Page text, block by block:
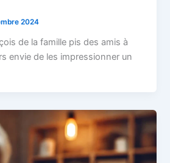
2024
de la famille pis des amis à
envie de les impressionner un